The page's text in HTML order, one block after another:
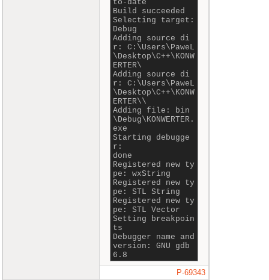
to-date
Build succeeded
Selecting target:
Debug
Adding source di
r: C:\Users\PaweL
\Desktop\C++\KONW
ERTER\
Adding source di
r: C:\Users\PaweL
\Desktop\C++\KONW
ERTER\\
Adding file: bin
\Debug\KONWERTER.
exe
Starting debugge
r:
done
Registered new ty
pe: wxString
Registered new ty
pe: STL String
Registered new ty
pe: STL Vector
Setting breakpoin
ts
Debugger name and
version: GNU gdb
6.8
P-69343